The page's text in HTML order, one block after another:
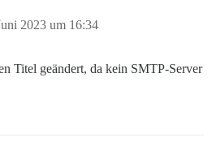
2023 um 16:34
Titel geändert, da kein SMTP-Server